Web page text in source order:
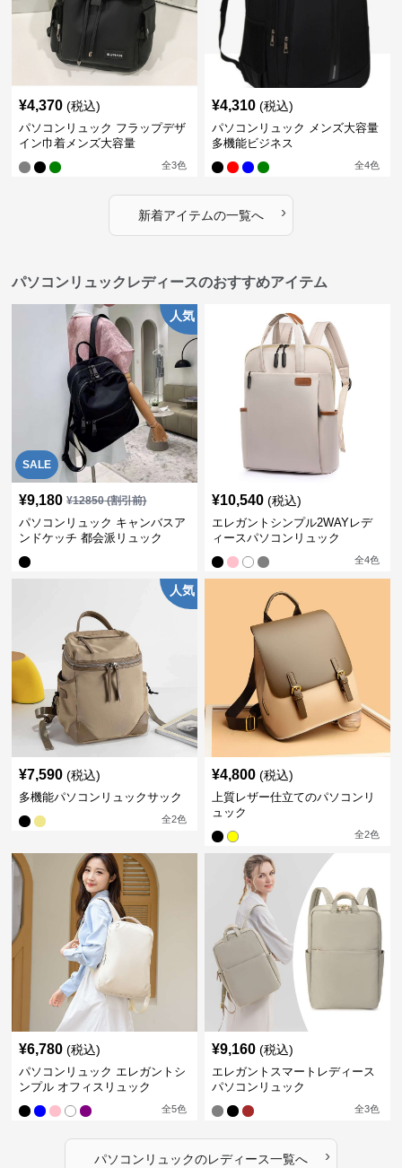
¥4,370 (税込)
パソコンリュック フラップデザ
イン巾着メンズ大容量
全3色
¥4,310 (税込)
パソコンリュック メンズ大容量
多機能ビジネス
全4色
新着アイテムの一覧へ ›
パソコンリュックレディースのおすすめアイテム
SALE
人気
¥9,180 ¥12850(割引前)
パソコンリュック キャンバスア
ンドケッチ 都会派リュック
¥10,540 (税込)
エレガントシンプル2WAYレデ
ィースパソコンリュック
全4色
人気
¥7,590 (税込)
多機能パソコンリュックサック
全2色
¥4,800 (税込)
上質レザー仕立てのパソコンリ
ュック
全2色
¥6,780 (税込)
パソコンリュック エレガントシ
ンプル オフィスリュック
全5色
¥9,160 (税込)
エレガントスマートレディース
パソコンリュック
全3色
パソコンリュックのレディース一覧へ ›